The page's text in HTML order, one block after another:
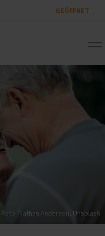
GEÖFFNET
Foto: Nathan Anderson, Unsplash